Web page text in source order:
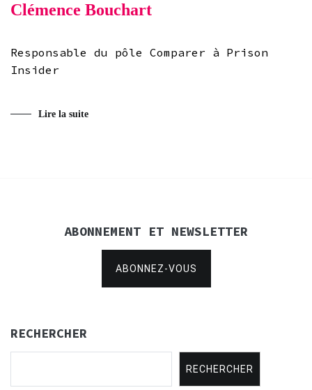
Clémence Bouchart
Responsable du pôle Comparer à Prison
Insider
Lire la suite
ABONNEMENT ET NEWSLETTER
ABONNEZ-VOUS
RECHERCHER
RECHERCHER